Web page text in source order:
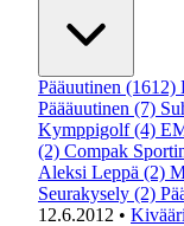
Pääuutinen (1612)
Päääuutinen (7)
Kymppigolf (4)
(2) Compak
Aleksi Leppä (2)
Seurakysely (2)
12.6.2012 • Kivääri